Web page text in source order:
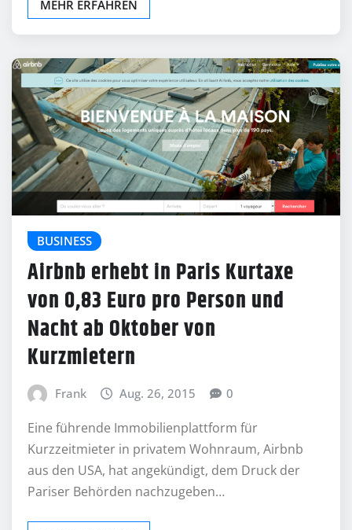
MEHR ERFAHREN
BUSINESS
Airbnb erhebt in Paris Kurtaxe
von 0,83 Euro pro Person und
Nacht ab Oktober von
Kurzmietern
Frank Aug. 26, 2015 0
Eine führende Immobilienplattform für
Kurzzeitmieter in privatem Wohnraum, Airbnb
aus den USA, hat angekündigt, dem Druck der
Pariser Behörden nachzugeben…